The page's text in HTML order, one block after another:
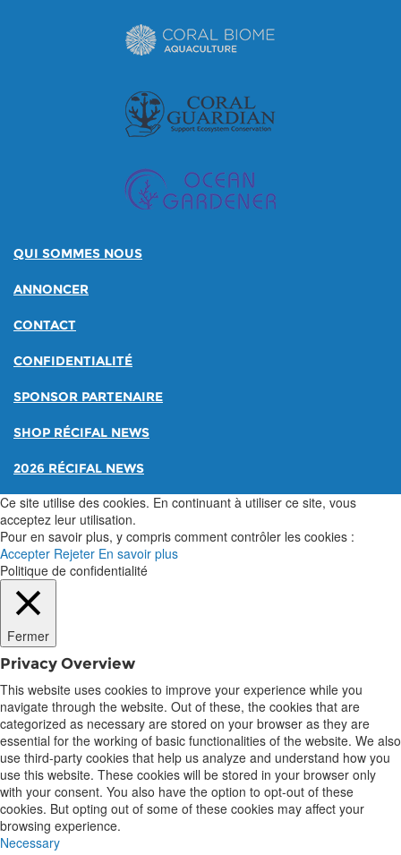
QUI SOMMES NOUS
ANNONCER
CONTACT
CONFIDENTIALITÉ
SPONSOR PARTENAIRE
SHOP RÉCIFAL NEWS
2026 RÉCIFAL NEWS
Ce site utilise des cookies. En continuant à utiliser ce site, vous
acceptez leur utilisation.
Pour en savoir plus, y compris comment contrôler les cookies :
Accepter Rejeter En savoir plus
Politique de confidentialité
Fermer
Privacy Overview
This website uses cookies to improve your experience while you
navigate through the website. Out of these, the cookies that are
categorized as necessary are stored on your browser as they are
essential for the working of basic functionalities of the website. We also
use third-party cookies that help us analyze and understand how you
use this website. These cookies will be stored in your browser only
with your consent. You also have the option to opt-out of these
cookies. But opting out of some of these cookies may affect your
browsing experience.
Necessary